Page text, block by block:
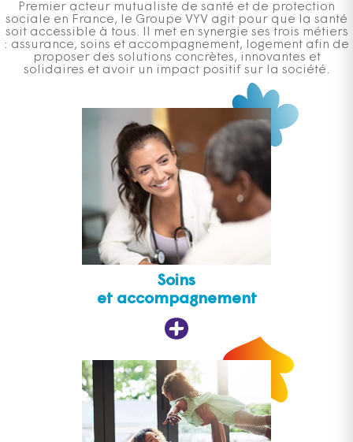
Premier acteur mutualiste de santé et de protection
sociale en France, le Groupe VYV agit pour que la santé
soit accessible à tous. Il met en synergie ses trois métiers
: assurance, soins et accompagnement, logement afin de
proposer des solutions concrètes, innovantes et
solidaires et avoir un impact positif sur la société.
Soins
et accompagnement